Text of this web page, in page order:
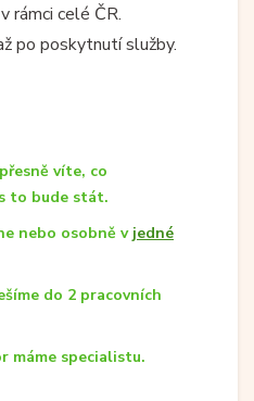
rámci celé ČR.
po poskytnutí služby.
víte, co
to bude stát.
nebo osobně v jedné
do 2 pracovních
máme specialistu.